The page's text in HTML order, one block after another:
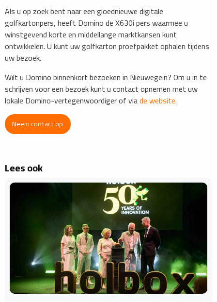
Als u op zoek bent naar een gloednieuwe digitale
golfkartonpers, heeft Domino de X630i pers waarmee u
winstgevend korte en middellange marktkansen kunt
ontwikkelen. U kunt uw golfkarton proefpakket ophalen tijdens
uw bezoek.
Wilt u Domino binnenkort bezoeken in Nieuwegein? Om u in te
schrijven voor een bezoek kunt u contact opnemen met uw
lokale Domino-vertegenwoordiger of viade website.
Neem contact op
Lees ook